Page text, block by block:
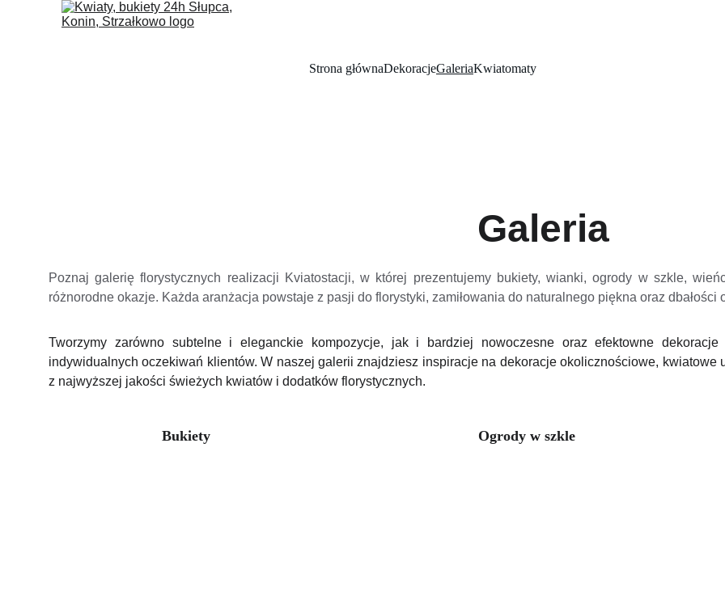
Strona głównaDekoracjeGaleriaKwiatomaty
Galeria
Poznaj galerię florystycznych realizacji Kviatostacji, w której prezentujemy bukiety, wianki, ogrody w szkle,
różnorodne okazje. Każda aranżacja powstaje z pasji do florystyki, zamiłowania do naturalnego piękna oraz dbałości
Tworzymy zarówno subtelne i eleganckie kompozycje, jak i bardziej nowoczesne oraz efektowne
indywidualnych oczekiwań klientów. W naszej galerii znajdziesz inspiracje na dekoracje okolicznościowe,
z najwyższej jakości świeżych kwiatów i dodatków florystycznych.
Bukiety Ogrody w szkle